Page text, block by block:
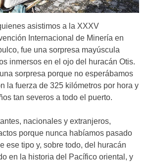
asistimos a la XXXV
Internacional de Minería en
fue una sorpresa mayúscula
inmersos en el ojo del huracán Otis.
sorpresa porque no esperábamos
la fuerza de 325 kilómetros por hora y
tan severos a todo el puerto.
nacionales y extranjeros,
porque nunca habíamos pasado
ese tipo y, sobre todo, del huracán
en la historia del Pacífico oriental, y